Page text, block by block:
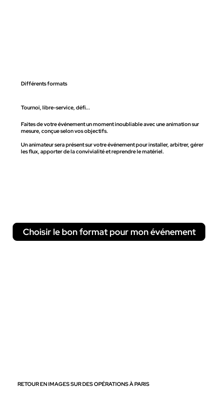
Différents formats
Tournoi, libre-service, défi...
Faites de votre événement un moment inoubliable avec une animation sur
mesure, conçue selon vos objectifs.
Un animateur sera présent sur votre événement pour installer, arbitrer, gérer
les flux, apporter de la convivialité et reprendre le matériel.
Choisir le bon format pour mon événement
RETOUR EN IMAGES SUR DES OPÉRATIONS À PARIS